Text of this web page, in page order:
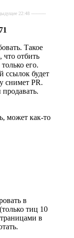
22:48 ----------
Такое
что отбить
его.
ссылок будет
снимет PR.
может как-то
в
тиц 10
в